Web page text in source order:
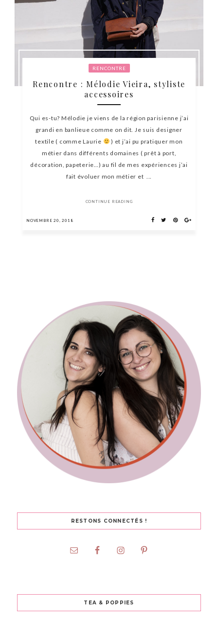
RENCONTRE
Rencontre : Mélodie Vieira, styliste
accessoires
Qui es-tu? Mélodie je viens de la région parisienne j’ai
grandi en banlieue comme on dit. Je suis designer
textile ( comme Laurie
) et j’ai pu pratiquer mon
métier dans différents domaines ( prêt à port,
décoration, papeterie…) au fil de mes expériences j’ai
fait évoluer mon métier et ...
CONTINUE READING
NOVEMBRE 20, 2018
RESTONS CONNECTÉS !
TEA & POPPIES